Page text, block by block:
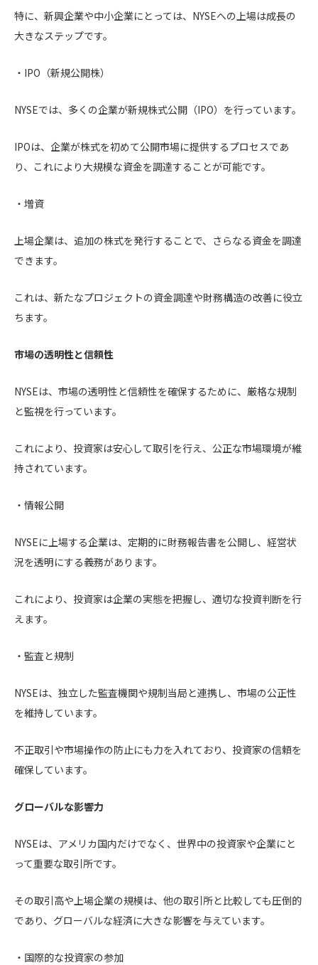
特に、新興企業や中小企業にとっては、NYSEへの上場は成長の
大きなステップです。
・IPO（新規公開株）
NYSEでは、多くの企業が新規株式公開（IPO）を行っています。
IPOは、企業が株式を初めて公開市場に提供するプロセスであ
り、これにより大規模な資金を調達することが可能です。
・増資
上場企業は、追加の株式を発行することで、さらなる資金を調達
できます。
これは、新たなプロジェクトの資金調達や財務構造の改善に役立
ちます。
市場の透明性と信頼性
NYSEは、市場の透明性と信頼性を確保するために、厳格な規制
と監視を行っています。
これにより、投資家は安心して取引を行え、公正な市場環境が維
持されています。
・情報公開
NYSEに上場する企業は、定期的に財務報告書を公開し、経営状
況を透明にする義務があります。
これにより、投資家は企業の実態を把握し、適切な投資判断を行
えます。
・監査と規制
NYSEは、独立した監査機関や規制当局と連携し、市場の公正性
を維持しています。
不正取引や市場操作の防止にも力を入れており、投資家の信頼を
確保しています。
グローバルな影響力
NYSEは、アメリカ国内だけでなく、世界中の投資家や企業にと
って重要な取引所です。
その取引高や上場企業の規模は、他の取引所と比較しても圧倒的
であり、グローバルな経済に大きな影響を与えています。
・国際的な投資家の参加